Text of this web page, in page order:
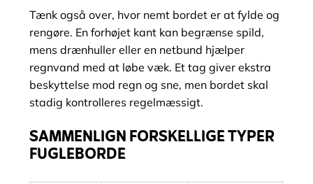
Tænk også over, hvor nemt bordet er at fylde og
rengøre. En forhøjet kant kan begrænse spild,
mens drænhuller eller en netbund hjælper
regnvand med at løbe væk. Et tag giver ekstra
beskyttelse mod regn og sne, men bordet skal
stadig kontrolleres regelmæssigt.
SAMMENLIGN FORSKELLIGE TYPER
FUGLEBORDE